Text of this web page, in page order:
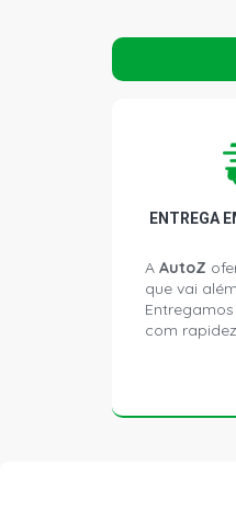
ENTREGA
A AutoZ
que vai
com